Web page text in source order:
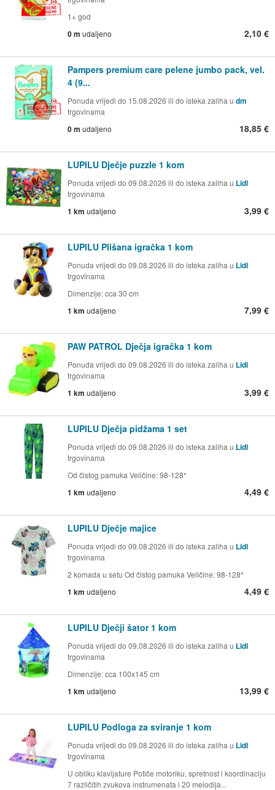
1+ god
0 m udaljeno 2,10 €
Pampers premium care pelene jumbo pack, vel.
4 (9...
Ponuda vrijedi do 15.08.2026 ili do isteka zaliha u dm
trgovinama
0 m udaljeno 18,85 €
LUPILU Dječje puzzle 1 kom
Ponuda vrijedi do 09.08.2026 ili do isteka zaliha u Lidl
trgovinama
1 km udaljeno 3,99 €
LUPILU Plišana igračka 1 kom
Ponuda vrijedi do 09.08.2026 ili do isteka zaliha u Lidl
trgovinama
Dimenzije: cca 30 cm
1 km udaljeno 7,99 €
PAW PATROL Dječja igračka 1 kom
Ponuda vrijedi do 09.08.2026 ili do isteka zaliha u Lidl
trgovinama
1 km udaljeno 3,99 €
LUPILU Dječja pidžama 1 set
Ponuda vrijedi do 09.08.2026 ili do isteka zaliha u Lidl
trgovinama
Od čistog pamuka Veličine: 98-128*
1 km udaljeno 4,49 €
LUPILU Dječje majice
Ponuda vrijedi do 09.08.2026 ili do isteka zaliha u Lidl
trgovinama
2 komada u setu Od čistog pamuka Veličine: 98-128*
1 km udaljeno 4,49 €
LUPILU Dječji šator 1 kom
Ponuda vrijedi do 09.08.2026 ili do isteka zaliha u Lidl
trgovinama
Dimenzije: cca 100x145 cm
1 km udaljeno 13,99 €
LUPILU Podloga za sviranje 1 kom
Ponuda vrijedi do 09.08.2026 ili do isteka zaliha u Lidl
trgovinama
U obliku klavijature Potiče motoriku, spretnost i koordinaciju
7 različitih zvukova instrumenata i 20 melodija...